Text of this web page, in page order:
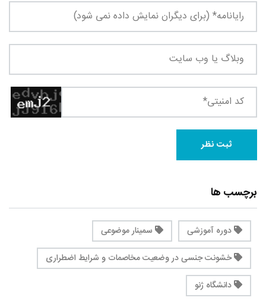
برچسب ها
دوره آموزشی
سمینار موضوعی
خشونت جنسی در وضعیت مخاصمات و شرایط اضطراری
دانشگاه ژنو